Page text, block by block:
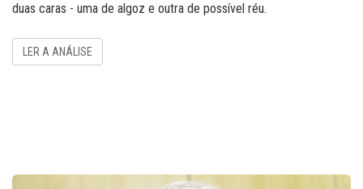
duas caras - uma de algoz e outra de possível réu.
LER A ANÁLISE